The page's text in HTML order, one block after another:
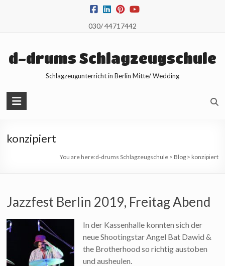
030/ 44717442
d-drums Schlagzeugschule
Schlagzeugunterricht in Berlin Mitte/ Wedding
konzipiert
You are here:d-drums Schlagzeugschule> Blog> konzipiert
Jazzfest Berlin 2019, Freitag Abend
In der Kassenhalle konnten sich der
neue Shootingstar Angel Bat Dawid &
the Brotherhood so richtig austoben
und ausheulen.